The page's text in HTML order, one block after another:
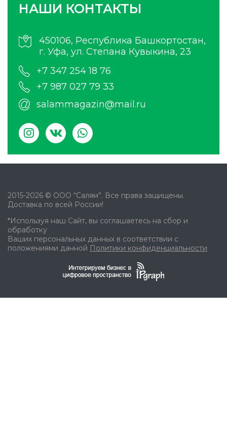
НАШИ КОНТАКТЫ
450106, Республика Башкортостан,
г. Уфа, ул. Степана Кувыкина, 23
+7 347 254 18 76
+7 987 027 79 33
salammagazin@mail.ru
2015-2026 © ООО “Салям”. Все права защищены.
Доставка по всей России!
*Используя наш Сайт, вы соглашаетесь на сбор и
обработку
Ваших персональных данных в соответствии с
положениями данной Политики конфиденциальности